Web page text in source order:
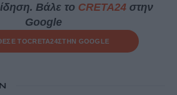
Βάλε το CRETA24στην
Google
ΤΟCRETA24ΣΤΗΝ GOOGLE